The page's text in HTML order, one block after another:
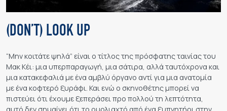
(DON’T) LOOK UP
“Μην κοιτάτε ψηλά” είναι ο τίτλος της πρόσφατης ταινίας του
Μακ Κέι: μια υπερπαραγωγή, μια σάτιρα, αλλά ταυτόχρονα και
μια κατακεφαλιά με ένα αμβλύ όργανο αντί για μια ανατομία
με ένα κοφτερό ξυράφι. Και ενώ ο σκηνοθέτης μπορεί να
πιστεύει ότι έχουμε ξεπεράσει προ πολλού τη λεπτότητα,